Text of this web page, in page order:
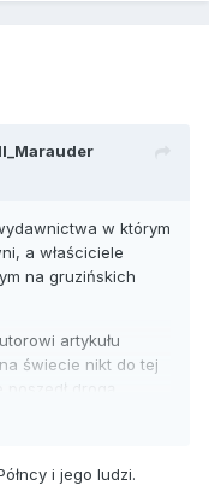
w którym
a właściciele
na gruzińskich
artykułu
świecie nikt do tej
drogą
który wiedząc że
sobie jego
i jego ludzi.